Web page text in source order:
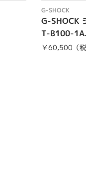
G-SHOCK
G-SHOCK
T-B100-
￥60,500（税